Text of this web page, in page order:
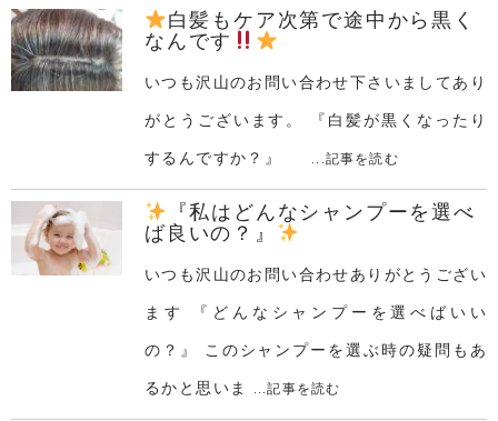
白髪もケア次第で途中から黒く
なんです
いつも沢山のお問い合わせ下さいましてあり
がとうございます。 『白髪が黒くなったり
するんですか？』 ...記事を読む
『私はどんなシャンプーを選べ
ば良いの？』
いつも沢山のお問い合わせありがとうござい
ます 『どんなシャンプーを選べばいい
の？』 このシャンプーを選ぶ時の疑問もあ
るかと思いま ...記事を読む